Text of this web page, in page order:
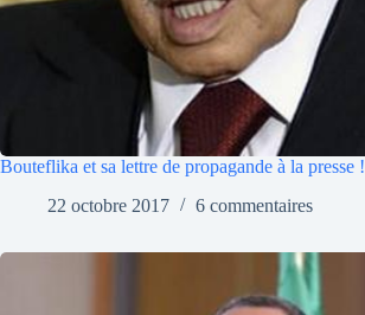
Bouteflika et sa lettre de propagande à la presse !
22 octobre 2017
6 commentaires